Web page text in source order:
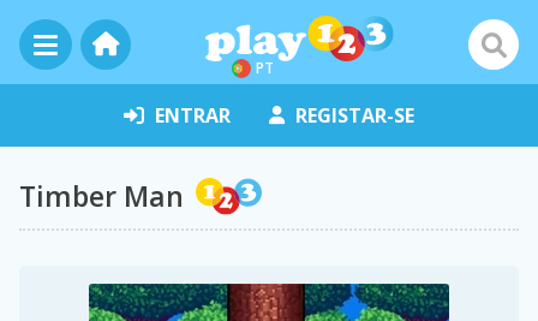
PT
ENTRAR REGISTAR-SE
Timber Man